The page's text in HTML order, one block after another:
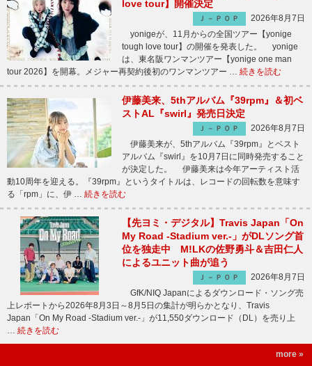
love tour】開催決定
Ｊ－ＰＯＰ
2026年8月7日
yonigeが、11月からの全国ツアー【yonige
tough love tour】の開催を発表した。 yonige
は、東名阪ワンマンツアー【yonige one man
tour 2026】を開幕。メジャー再契約後初のワンマンツアー … 続きを読む
伊藤美来、5thアルバム『39rpm』＆初ベ
ストAL『swirl』発売日決定
Ｊ－ＰＯＰ
2026年8月7日
伊藤美来が、5thアルバム『39rpm』とベスト
アルバム『swirl』を10月7日に同時発売すること
が決定した。 伊藤美来は今年アーティスト活
動10周年を迎える。『39rpm』というタイトルは、レコードの回転数を意味す
る「rpm」に、伊 … 続きを読む
【先ヨミ・デジタル】Travis Japan「On
My Road -Stadium ver.-」がDLソング首
位を独走中 M!LKの佐野勇斗＆吉田仁人
によるユニット曲が追う
Ｊ－ＰＯＰ
2026年8月7日
GfK/NIQ Japanによるダウンロード・ソング売
上レポートから2026年8月3日～8月5日の集計が明らかとなり、Travis
Japan「On My Road -Stadium ver.-」が11,550ダウンロード（DL）を売り上
… 続きを読む
more »